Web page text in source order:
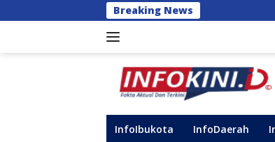
ke
Breaking NewsGalaxy Z Fold8
InfoIbukota InfoDaerah